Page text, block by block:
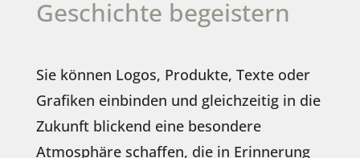
Geschichte begeistern
Sie können Logos, Produkte, Texte oder
Grafiken einbinden und gleichzeitig in die
Zukunft blickend eine besondere
Atmosphäre schaffen, die in Erinnerung